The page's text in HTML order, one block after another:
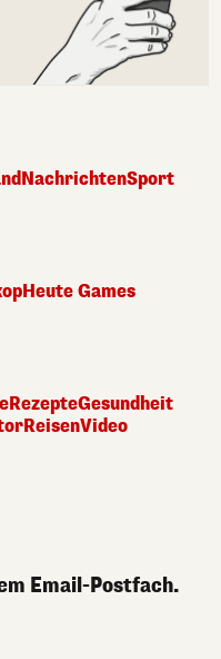
NachrichtenSport
Heute Games
RezepteGesundheit
ReisenVideo
Email-Postfach.